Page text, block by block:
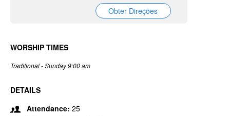
Obter Direções
WORSHIP TIMES
Traditional - Sunday 9:00 am
DETAILS
Attendance: 25